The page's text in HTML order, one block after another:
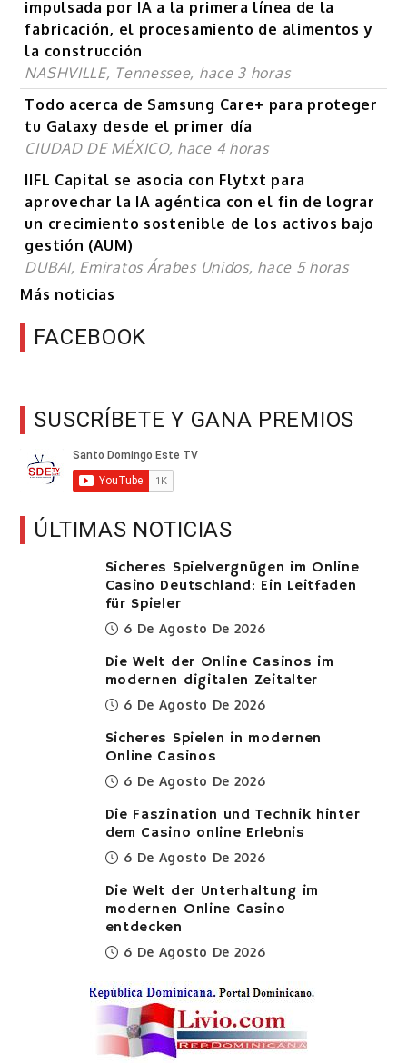
impulsada por IA a la primera línea de la
fabricación, el procesamiento de alimentos y
la construcción
NASHVILLE, Tennessee, hace 3 horas
Todo acerca de Samsung Care+ para proteger
tu Galaxy desde el primer día
CIUDAD DE MÉXICO, hace 4 horas
IIFL Capital se asocia con Flytxt para
aprovechar la IA agéntica con el fin de lograr
un crecimiento sostenible de los activos bajo
gestión (AUM)
DUBAI, Emiratos Árabes Unidos, hace 5 horas
Más noticias
FACEBOOK
SUSCRÍBETE Y GANA PREMIOS
ÚLTIMAS NOTICIAS
Sicheres Spielvergnügen im Online
Casino Deutschland: Ein Leitfaden
für Spieler
6 De Agosto De 2026
Die Welt der Online Casinos im
modernen digitalen Zeitalter
6 De Agosto De 2026
Sicheres Spielen in modernen
Online Casinos
6 De Agosto De 2026
Die Faszination und Technik hinter
dem Casino online Erlebnis
6 De Agosto De 2026
Die Welt der Unterhaltung im
modernen Online Casino
entdecken
6 De Agosto De 2026